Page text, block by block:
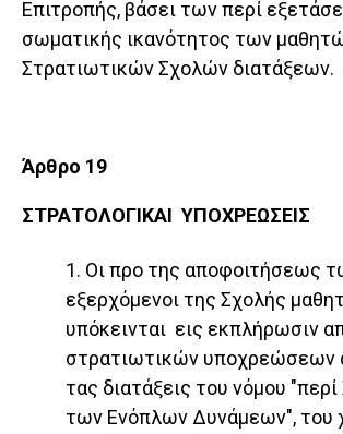
Επιτροπής, βάσει των περί
σωματικής ικανότητος των
Στρατιωτικών Σχολών διατάξεων.
Άρθρο 19
ΣΤΡΑΤΟΛΟΓΙΚΑΙ ΥΠΟΧΡΕΩΣΕΙΣ
1. Οι προ της αποφοιτήσεως
εξερχόμενοι της Σχολής
υπόκεινται εις εκπλήρωσιν
στρατιωτικών υποχρεώσεων
τας διατάξεις του νόμου
των Ενόπλων Δυνάμεων", του